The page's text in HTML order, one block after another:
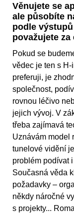
Věnujete se
ale působíte
podle
považujete
Pokud se
vědec je ten s
preferuji, je
společnost,
rovnou léčivo
jejich vývoj. V
třeba zajímavá
Uznávám model
tunelové vidění
problém podívat
Současná věda
požadavky –
někdy náročné
s projekty...